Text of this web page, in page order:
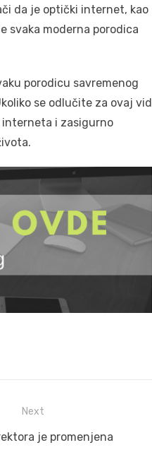
da je optički internet, kao
svaka moderna porodica
porodicu savremenog
se odlučite za ovaj vid
interneta i zasigurno
Next
je promenjena